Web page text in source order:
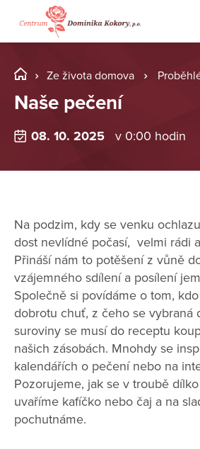
Ze života domova
Naše pečení
08. 10. 2025 v 0:00 hodin
Na podzim, kdy se venku
dost nevlídné počasí, velmi rádi
Přináší nám to potěšení z vůně
vzájemného sdílení a posílení
Společně si povídáme o tom,
dobrotu chuť, z čeho se vybraná
suroviny se musí do receptu
našich zásobách. Mnohdy se
kalendářích o pečení nebo na
Pozorujeme, jak se v troubě
uvaříme kafíčko nebo čaj a na
pochutnáme.